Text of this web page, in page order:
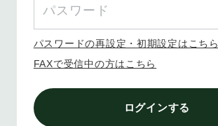
パスワードの再設定・初期設定はこちら
FAXで受信中の方はこちら
ログインする